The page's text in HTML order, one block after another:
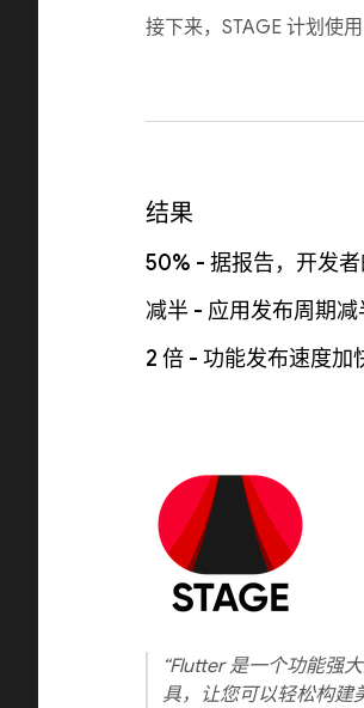
接下来，STAGE 计划使
结果
50% - 据报告，开发
减半 - 应用发布周期减
2 倍 - 功能发布速度加
“Flutter 是一个功能强
具，让您可以轻松构建